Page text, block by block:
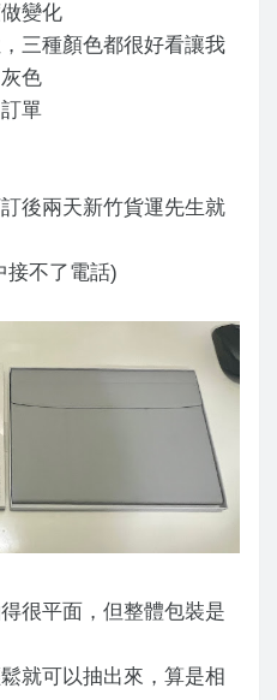
變化
三種顏色都很好看讓我
色
單
後兩天新竹貨運先生就
接不了電話)
很平面，但整體包裝是
就可以抽出來，算是相